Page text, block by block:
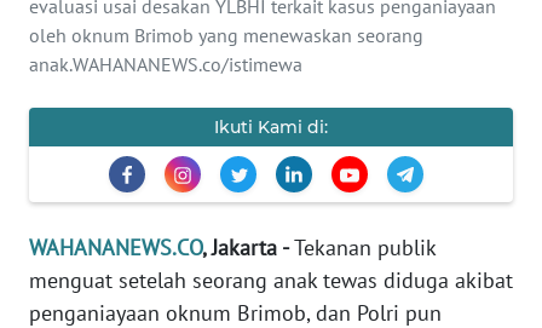
evaluasi usai desakan YLBHI terkait kasus penganiayaan
oleh oknum Brimob yang menewaskan seorang
anak.WAHANANEWS.co/istimewa
Ikuti Kami di:
WAHANANEWS.CO, Jakarta -Tekanan publik
menguat setelah seorang anak tewas diduga akibat
penganiayaan oknum Brimob, dan Polri pun
OLAHRAGA
OPINI
EDITORIAL
Informasi
INDEKS
BERITA